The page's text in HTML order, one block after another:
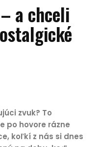
a chceli
zvuk? To
po hovore rázne
koľkí z nás si dnes